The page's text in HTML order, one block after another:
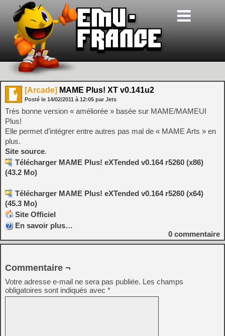
[Arcade] MAME Plus! XT v0.141u2
Posté le 14/02/2011 à 12:05 par Jets
Très bonne version « améliorée » basée sur MAME/MAMEUI
Plus!
Elle permet d’intégrer entre autres pas mal de « MAME Arts » en
plus.
Site source.
Télécharger MAME Plus! eXTended v0.164 r5260 (x86)
(43.2 Mo)
Télécharger MAME Plus! eXTended v0.164 r5260 (x64)
(45.3 Mo)
Site Officiel
En savoir plus…
0 commentaire
Commentaire ¬
Votre adresse e-mail ne sera pas publiée. Les champs
obligatoires sont indiqués avec *